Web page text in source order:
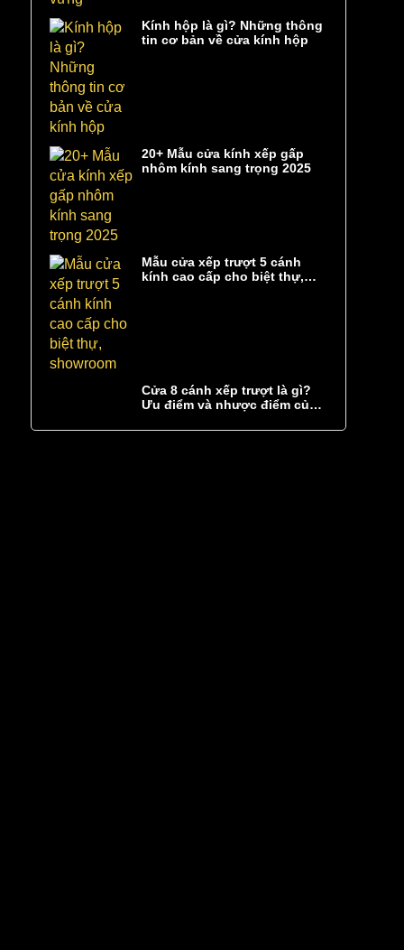
Kính hộp là gì? Những thông
tin cơ bản về cửa kính hộp
20+ Mẫu cửa kính xếp gấp
nhôm kính sang trọng 2025
Mẫu cửa xếp trượt 5 cánh
kính cao cấp cho biệt thự,
Cửa 8 cánh xếp trượt là gì?
Ưu điểm và nhược điểm của